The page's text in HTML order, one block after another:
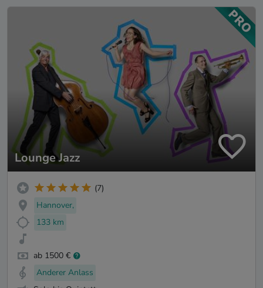
Lounge Jazz
(7)
Hannover,
133 km
ab 1500 €
Anderer Anlass